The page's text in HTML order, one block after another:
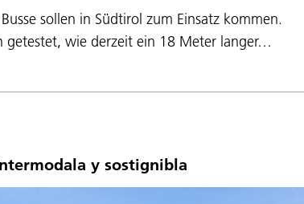
sollen in Südtirol zum Einsatz kommen.
getestet, wie derzeit ein 18 Meter langer…
y sostignibla